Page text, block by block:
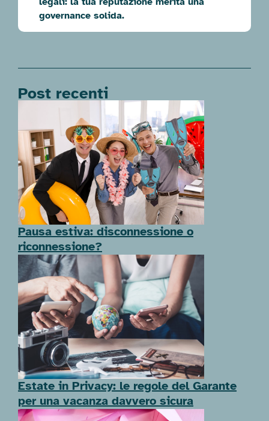
governance solida.
Post recenti
Pausa estiva: disconnessione o
riconnessione?
Estate in Privacy: le regole del Garante
per una vacanza davvero sicura